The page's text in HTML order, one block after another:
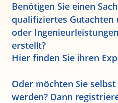
Benötigen Sie einen
qualifiziertes Gutachten
oder
erstellt?
Hier finden Sie ihren
Oder möchten Sie
werden? Dann